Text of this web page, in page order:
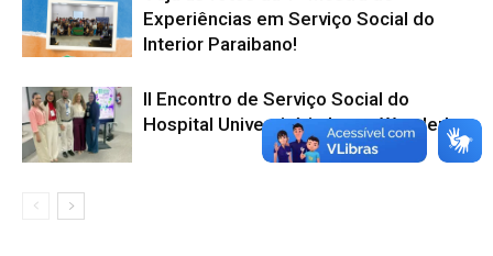
Experiências em Serviço Social do
Interior Paraibano!
II Encontro de Serviço Social do
Hospital Universitário Lauro Wanderley